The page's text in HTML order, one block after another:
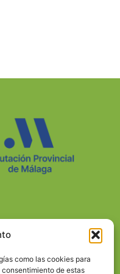
como las cookies para
de estas